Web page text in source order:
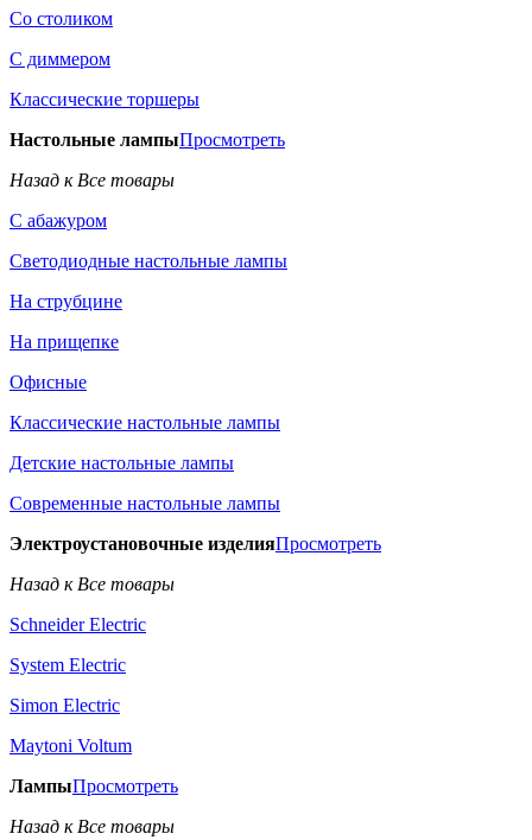
Со столиком
С диммером
Классические торшеры
Настольные лампыПросмотреть
Назад к Все товары
С абажуром
Светодиодные настольные лампы
На струбцине
На прищепке
Офисные
Классические настольные лампы
Детские настольные лампы
Современные настольные лампы
Электроустановочные изделияПросмотреть
Назад к Все товары
Schneider Electric
System Electric
Simon Electric
Maytoni Voltum
ЛампыПросмотреть
Назад к Все товары